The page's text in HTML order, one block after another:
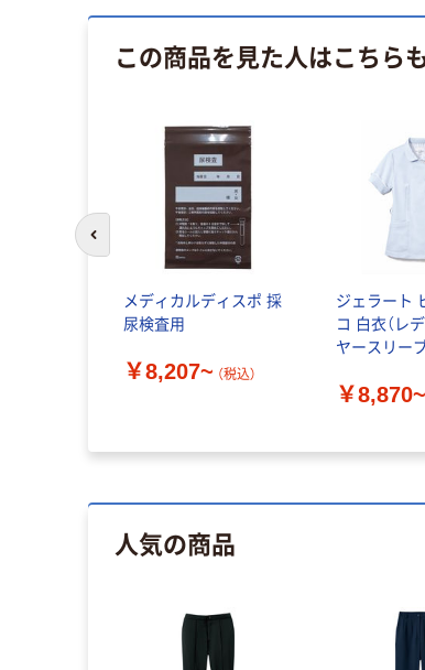
この商品を見た人はこちら
メディカルディスポ 採
尿検査用
￥8,207~ （税込）
ジェラート
コ 白衣（レ
ヤースリー
￥8,870~
前のスライドへ
人気の商品